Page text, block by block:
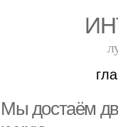
Мы достаём